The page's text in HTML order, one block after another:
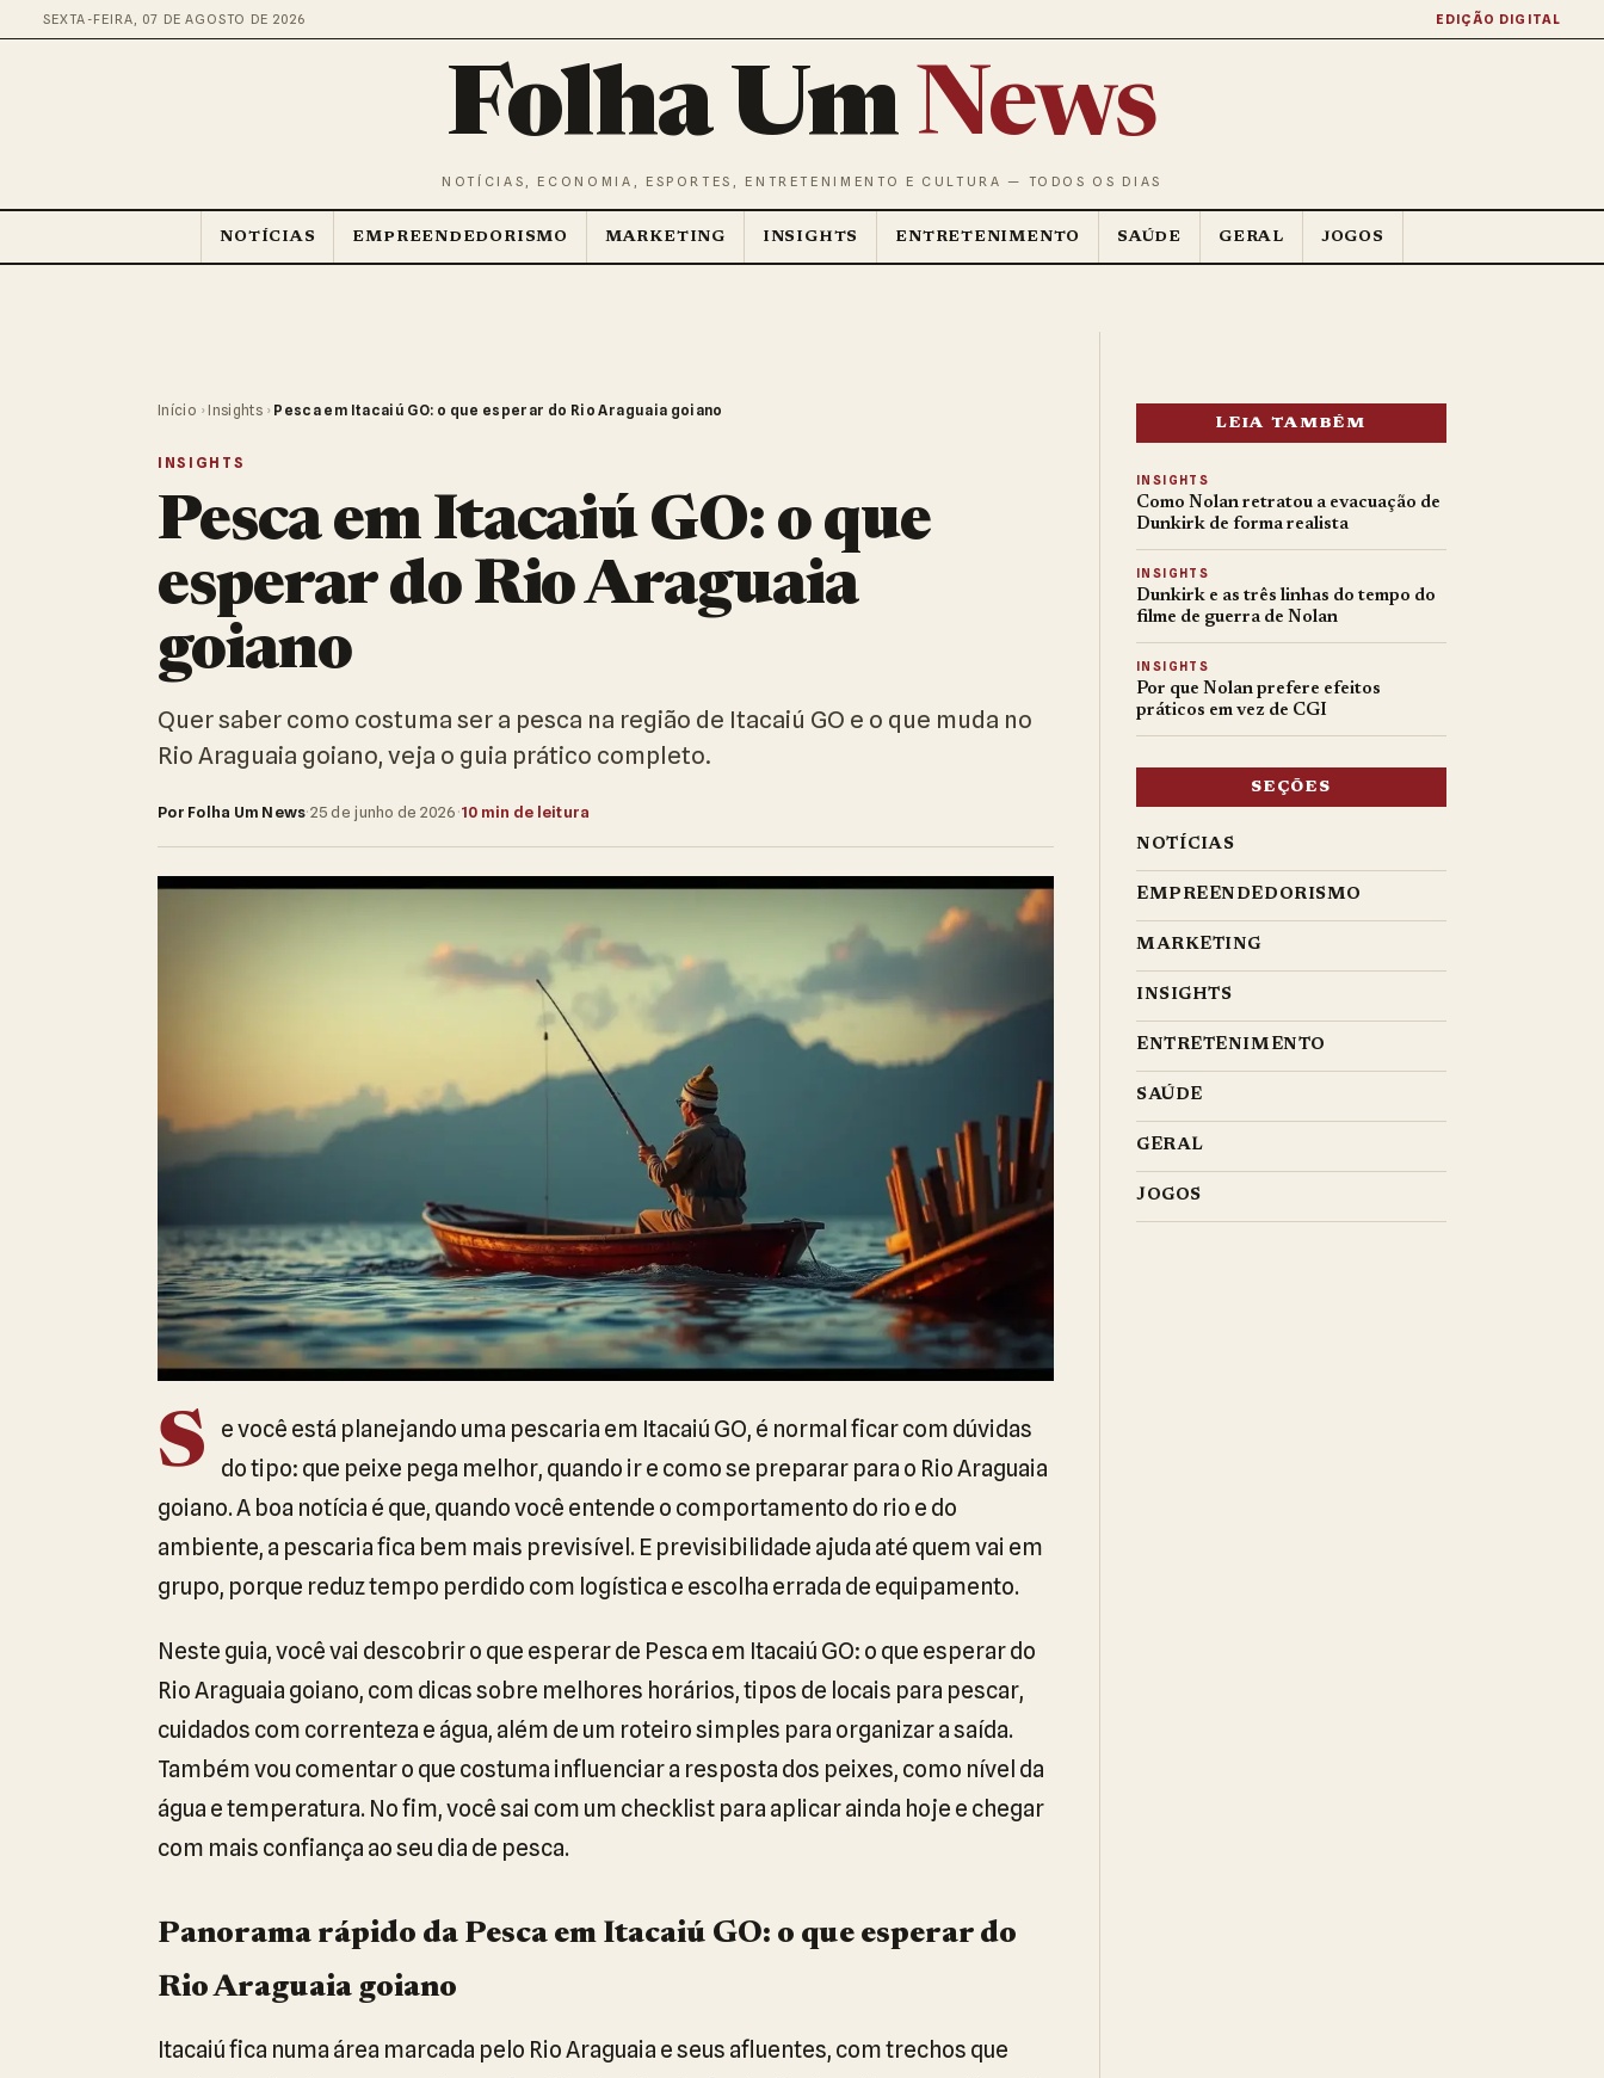
SEXTA-FEIRA, 07 DE AGOSTO DE 2026 EDIÇÃO DIGITAL
Folha Um News
NOTÍCIAS, ECONOMIA, ESPORTES, ENTRETENIMENTO E CULTURA — TODOS OS DIAS
NOTÍCIAS EMPREENDEDORISMO MARKETING INSIGHTS ENTRETENIMENTO SAÚDE GERAL JOGOS
Início › Insights › Pesca em Itacaiú GO: o que esperar do Rio Araguaia goiano
INSIGHTS
Pesca em Itacaiú GO: o que
esperar do Rio Araguaia
goiano
Quer saber como costuma ser a pesca na região de Itacaiú GO e o que muda no
Rio Araguaia goiano, veja o guia prático completo.
Por Folha Um News·25 de junho de 2026·10 min de leitura
S
e você está planejando uma pescaria em Itacaiú GO, é normal ficar com dúvidas
do tipo: que peixe pega melhor, quando ir e como se preparar para o Rio Araguaia
goiano. A boa notícia é que, quando você entende o comportamento do rio e do
ambiente, a pescaria fica bem mais previsível. E previsibilidade ajuda até quem vai em
grupo, porque reduz tempo perdido com logística e escolha errada de equipamento.
Neste guia, você vai descobrir o que esperar de Pesca em Itacaiú GO: o que esperar do
Rio Araguaia goiano, com dicas sobre melhores horários, tipos de locais para pescar,
cuidados com correnteza e água, além de um roteiro simples para organizar a saída.
Também vou comentar o que costuma influenciar a resposta dos peixes, como nível da
água e temperatura. No fim, você sai com um checklist para aplicar ainda hoje e chegar
com mais confiança ao seu dia de pesca.
Panorama rápido da Pesca em Itacaiú GO: o que esperar do
Rio Araguaia goiano
Itacaiú fica numa área marcada pelo Rio Araguaia e seus afluentes, com trechos que
LEIA TAMBÉM
INSIGHTS
Como Nolan retratou a evacuação de
Dunkirk de forma realista
INSIGHTS
Dunkirk e as três linhas do tempo do
filme de guerra de Nolan
INSIGHTS
Por que Nolan prefere efeitos
práticos em vez de CGI
SEÇÕES
NOTÍCIAS
EMPREENDEDORISMO
MARKETING
INSIGHTS
ENTRETENIMENTO
SAÚDE
GERAL
JOGOS